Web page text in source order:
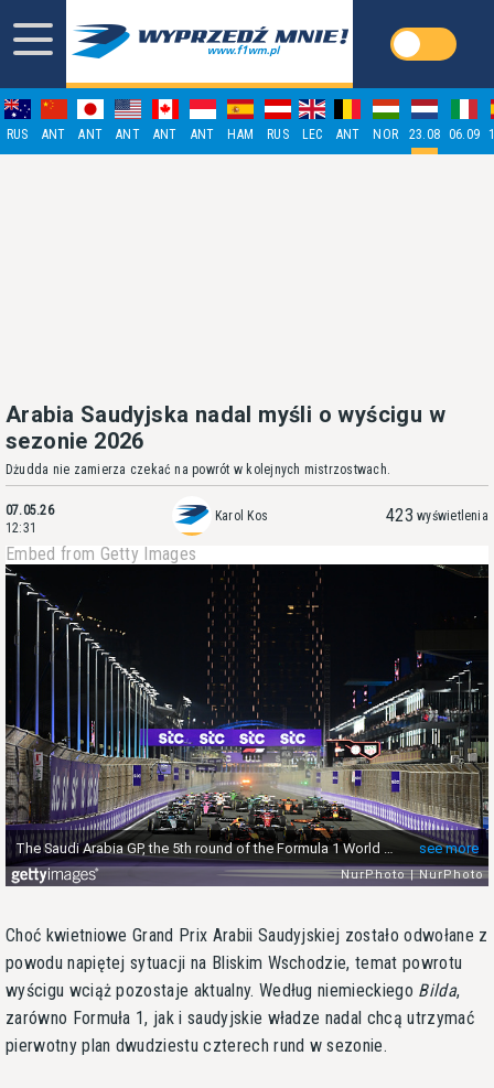
RUS ANT ANT ANT ANT ANT HAM RUS LEC ANT NOR 23.08 06.09
Arabia Saudyjska nadal myśli o wyścigu w
sezonie 2026
Dżudda nie zamierza czekać na powrót w kolejnych mistrzostwach.
07.05.26
12:31
Karol Kos 423 wyświetlenia
Embed from Getty Images
Choć kwietniowe Grand Prix Arabii Saudyjskiej zostało odwołane z
powodu napiętej sytuacji na Bliskim Wschodzie, temat powrotu
wyścigu wciąż pozostaje aktualny. Według niemieckiego Bilda,
zarówno Formuła 1, jak i saudyjskie władze nadal chcą utrzymać
pierwotny plan dwudziestu czterech rund w sezonie.